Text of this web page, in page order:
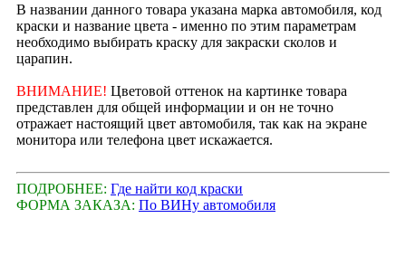
В названии данного товара указана марка автомобиля, код
краски и название цвета - именно по этим параметрам
необходимо выбирать краску для закраски сколов и
царапин.
ВНИМАНИЕ! Цветовой оттенок на картинке товара
представлен для общей информации и он не точно
отражает настоящий цвет автомобиля, так как на экране
монитора или телефона цвет искажается.
ПОДРОБНЕЕ: Где найти код краски
ФОРМА ЗАКАЗА: По ВИНу автомобиля